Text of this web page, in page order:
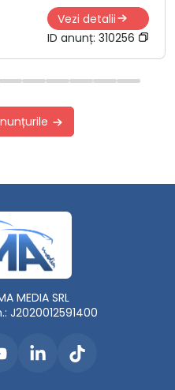
Vezi detalii
ID anunț: 310256
MEDIA SRL
J2020012591400